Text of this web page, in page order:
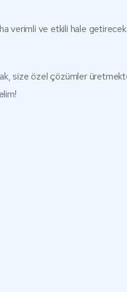
verimli ve etkili hale
size özel çözümler